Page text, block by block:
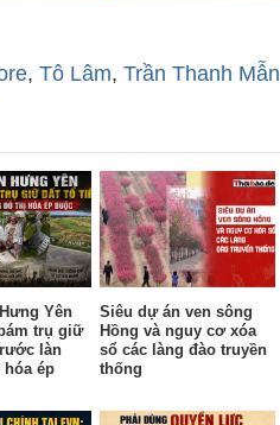
, Tô Lâm, Trần Thanh Mẫn
Yên
trụ giữ
làn
ép
Siêu dự án ven sông
Hồng và nguy cơ xóa
sổ các làng đào truyền
thống